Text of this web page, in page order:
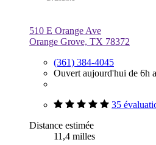
510 E Orange Ave
Orange Grove, TX 78372
(361) 384-4045
Ouvert aujourd'hui de 6h
35
Distance estimée
11,4 milles